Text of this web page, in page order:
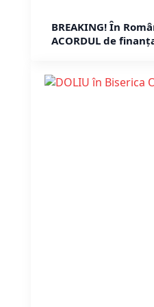
BREAKING! În
ACORDUL de